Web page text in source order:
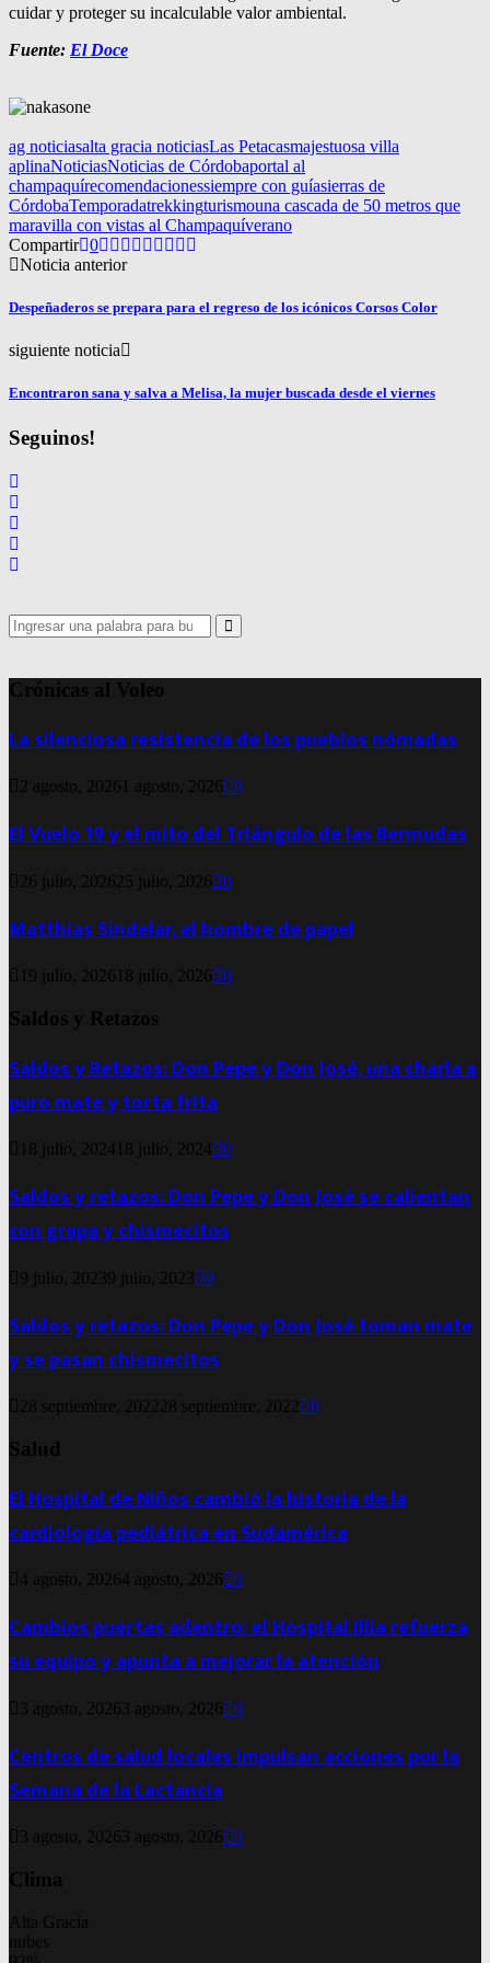
cuidar y proteger su incalculable valor ambiental.
Fuente: El Doce
ag noticiasalta gracia noticiasLas Petacasmajestuosa villa
aplinaNoticiasNoticias de Córdobaportal al
champaquírecomendacionessiempre con guíasierras de
CórdobaTemporadatrekkingturismouna cascada de 50 metros que
maravilla con vistas al Champaquíverano
Compartir 0
Noticia anterior
Despeñaderos se prepara para el regreso de los icónicos Corsos Color
siguiente noticia
Encontraron sana y salva a Melisa, la mujer buscada desde el viernes
Seguinos!
Search
for:
Search
Crónicas al Voleo
La silenciosa resistencia de los pueblos nómadas
2 agosto, 2026 1 agosto, 2026 0
El Vuelo 19 y el mito del Triángulo de las Bermudas
26 julio, 2026 25 julio, 2026 0
Matthias Sindelar, el hombre de papel
19 julio, 2026 18 julio, 2026 0
Saldos y Retazos
Saldos y Retazos: Don Pepe y Don José, una charla a
puro mate y torta frita
18 julio, 2024 18 julio, 2024 0
Saldos y retazos: Don Pepe y Don José se calientan
con grapa y chismecitos
9 julio, 20239 julio, 2023 0
Saldos y retazos: Don Pepe y Don José toman mate
y se pasan chismecitos
28 septiembre, 2022 28 septiembre, 2022 0
Salud
El Hospital de Niños cambió la historia de la
cardiología pediátrica en Sudamérica
4 agosto, 20264 agosto, 2026 0
Cambios puertas adentro: el Hospital Illia refuerza
su equipo y apunta a mejorar la atención
3 agosto, 2026 3 agosto, 2026 0
Centros de salud locales impulsan acciones por la
Semana de la Lactancia
3 agosto, 2026 3 agosto, 2026 0
Clima
Alta Gracia
nubes